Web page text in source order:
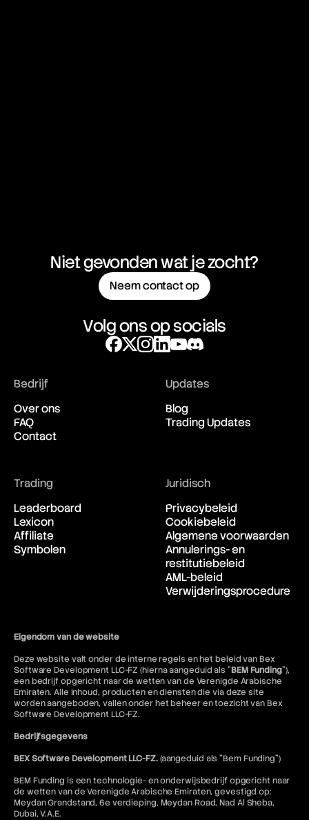
Niet gevonden wat je zocht?
Neem contact op
Volg ons op socials
Bedrijf
Over ons
FAQ
Contact
Updates
Blog
Trading Updates
Trading
Leaderboard
Lexicon
Affiliate
Symbolen
Juridisch
Privacybeleid
Cookiebeleid
Algemene voorwaarden
Annulerings- en
restitutiebeleid
AML-beleid
Verwijderingsprocedure
Eigendom van de website
Deze website valt onder de interne regels en het beleid van Bex
Software Development LLC-FZ (hierna aangeduid als "BEM Funding"),
een bedrijf opgericht naar de wetten van de Verenigde Arabische
Emiraten. Alle inhoud, producten en diensten die via deze site
worden aangeboden, vallen onder het beheer en toezicht van Bex
Software Development LLC-FZ.
Bedrijfsgegevens
BEX Software Development LLC-FZ.(aangeduid als "Bem Funding")
BEM Funding is een technologie- en onderwijsbedrijf opgericht naar
de wetten van de Verenigde Arabische Emiraten, gevestigd op:
Meydan Grandstand, 6e verdieping, Meydan Road, Nad Al Sheba,
Dubai, V.A.E.